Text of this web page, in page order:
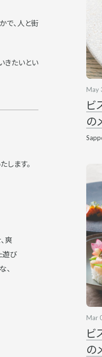
で、人と街
きたいとい
します。
爽
遊び
、
ビ
の
May
ビ
の
Mar